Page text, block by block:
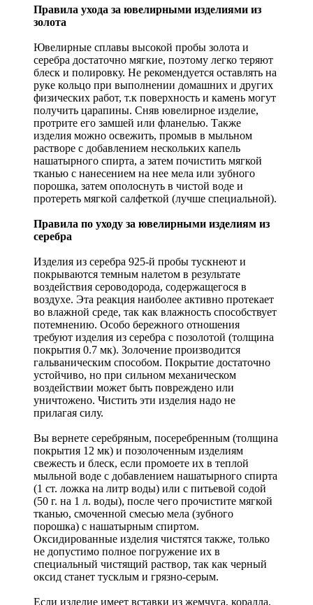
Правила ухода за ювелирными изделиями из
золота
Ювелирные сплавы высокой пробы золота и
серебра достаточно мягкие, поэтому легко теряют
блеск и полировку. Не рекомендуется оставлять на
руке кольцо при выполнении домашних и других
физических работ, т.к поверхность и камень могут
получить царапины. Сняв ювелирное изделие,
протрите его замшей или фланелью. Также
изделия можно освежить, промыв в мыльном
растворе с добавлением нескольких капель
нашатырного спирта, а затем почистить мягкой
тканью с нанесением на нее мела или зубного
порошка, затем ополоснуть в чистой воде и
протереть мягкой салфеткой (лучше специальной).
Правила по уходу за ювелирными изделиям из
серебра
Изделия из серебра 925-й пробы тускнеют и
покрываются темным налетом в результате
воздействия сероводорода, содержащегося в
воздухе. Эта реакция наиболее активно протекает
во влажной среде, так как влажность способствует
потемнению. Особо бережного отношения
требуют изделия из серебра с позолотой (толщина
покрытия 0.7 мк). Золочение производится
гальваническим способом. Покрытие достаточно
устойчиво, но при сильном механическом
воздействии может быть повреждено или
уничтожено. Чистить эти изделия надо не
прилагая силу.
Вы вернете серебряным, посеребренным (толщина
покрытия 12 мк) и позолоченным изделиям
свежесть и блеск, если промоете их в теплой
мыльной воде с добавлением нашатырного спирта
(1 ст. ложка на литр воды) или с питьевой содой
(50 г. на 1 л. воды), после чего прочистите мягкой
тканью, смоченной смесью мела (зубного
порошка) с нашатырным спиртом.
Оксидированные изделия чистятся также, только
не допустимо полное погружение их в
специальный чистящий раствор, так как черный
оксид станет тусклым и грязно-серым.
Если изделие имеет вставки из жемчуга, коралла,